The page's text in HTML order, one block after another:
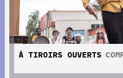
À TIROIRS OUVERTS